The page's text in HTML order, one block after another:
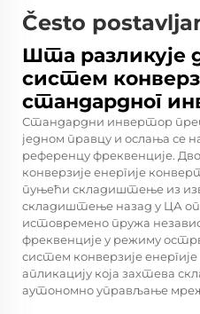
Često
Шта разликује
систем
стандардног
Стандардни инвертор
једном правцу и ослања се
референцу фреквенције.
конверзије енергије
пуњећи складиштење из
складиштење назад у ЦА
истовремено пружа
фреквенције у режиму
систем конверзије
апликацију која захтева
аутономно управљање